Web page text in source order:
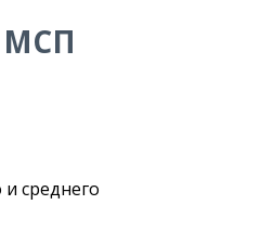
МСП
среднего